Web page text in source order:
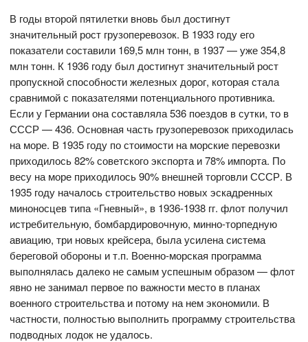
В годы второй пятилетки вновь был достигнут
значительный рост грузоперевозок. В 1933 году его
показатели составили 169,5 млн тонн, в 1937 — уже 354,8
млн тонн. К 1936 году был достигнут значительный рост
пропускной способности железных дорог, которая стала
сравнимой с показателями потенциального противника.
Если у Германии она составляла 536 поездов в сутки, то в
СССР — 436. Основная часть грузоперевозок приходилась
на море. В 1935 году по стоимости на морские перевозки
приходилось 82% советского экспорта и 78% импорта. По
весу на море приходилось 90% внешней торговли СССР. В
1935 году началось строительство новых эскадренных
миноносцев типа «Гневный», в 1936-1938 гг. флот получил
истребительную, бомбардировочную, минно-торпедную
авиацию, три новых крейсера, была усилена система
береговой обороны и т.п. Военно-морская программа
выполнялась далеко не самым успешным образом — флот
явно не занимал первое по важности место в планах
военного строительства и потому на нем экономили. В
частности, полностью выполнить программу строительства
подводных лодок не удалось.